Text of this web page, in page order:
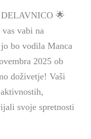
🌟
vabi na
bo vodila Manca
2025 ob
doživetje! Vaši
svoje spretnosti